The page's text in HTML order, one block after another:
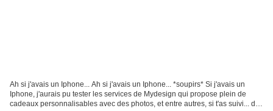
Ah si j'avais un Iphone... Ah si j'avais un Iphone... *soupirs* Si j'avais un
Iphone, j'aurais pu tester les services de Mydesign qui propose plein de
cadeaux personnalisables avec des photos, et entre autres, si t'as suivi... des